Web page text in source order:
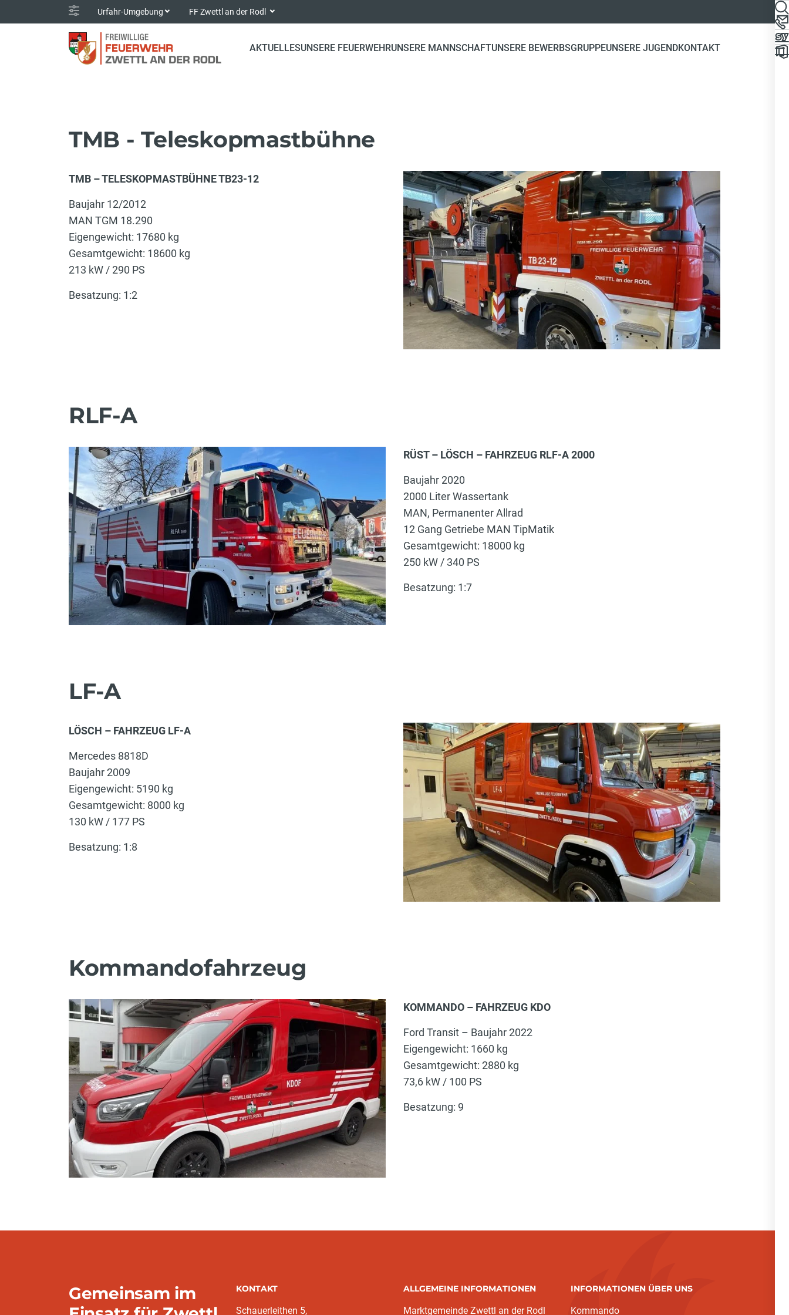
Urfahr-Umgebung FF Zwettl an der Rodl
AKTUELLESUNSERE FEUERWEHRUNSERE MANNSCHAFTUNSERE BEWERBSGRUPPEUNSERE JUGENDKONTAKT
TMB - Teleskopmastbühne
TMB – TELESKOPMASTBÜHNE TB23-12
Baujahr 12/2012
MAN TGM 18.290
Eigengewicht: 17680 kg
Gesamtgewicht: 18600 kg
213 kW / 290 PS
Besatzung: 1:2
RLF-A
RÜST – LÖSCH – FAHRZEUG RLF-A 2000
Baujahr 2020
2000 Liter Wassertank
MAN, Permanenter Allrad
12 Gang Getriebe MAN TipMatik
Gesamtgewicht: 18000 kg
250 kW / 340 PS
Besatzung: 1:7
LF-A
LÖSCH – FAHRZEUG LF-A
Mercedes 8818D
Baujahr 2009
Eigengewicht: 5190 kg
Gesamtgewicht: 8000 kg
130 kW / 177 PS
Besatzung: 1:8
Kommandofahrzeug
KOMMANDO – FAHRZEUG KDO
Ford Transit – Baujahr 2022
Eigengewicht: 1660 kg
Gesamtgewicht: 2880 kg
73,6 kW / 100 PS
Besatzung: 9
Gemeinsam im
KONTAKT
Schauerleithen 5,
ALLGEMEINE INFORMATIONEN
Marktgemeinde Zwettl an der Rodl
INFORMATIONEN ÜBER UNS
Kommando